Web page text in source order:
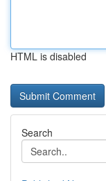
HTML is disabled
Search